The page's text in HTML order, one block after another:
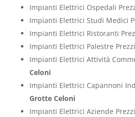
Impianti Elettrici Ospedali
Impianti Elettrici Studi Medici
Impianti Elettrici Ristoranti
Impianti Elettrici Palestre Prezzi
Impianti Elettrici Attività
Celoni
Impianti Elettrici Capannoni
Grotte Celoni
Impianti Elettrici Aziende Prezzi